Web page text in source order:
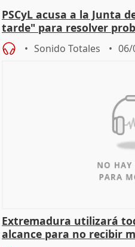
PSCyL acusa a la Junta
tarde" para resolver
Sonido Totales 06/
Extremadura utilizará
alcance para no recibir